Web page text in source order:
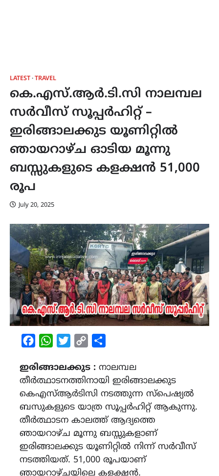
LATEST TRAVEL
കെ.എസ്.ആർ.ടി.സി നാലമ്പല
സർവീസ് സൂപ്പർഹിറ്റ് –
ഇരിങ്ങാലക്കുട യൂണിറ്റിൽ
ഞായറാഴ്ച ഓടിയ മൂന്നു
ബസ്സുകളുടെ കളക്ഷൻ 51,000
രൂപ
July 20, 2025
FacebookWhatsAppTwitterCopy
ഇരിങ്ങാലക്കുട : നാലമ്പല
തീർത്ഥാടനത്തിനായി ഇരിങ്ങാലക്കുട
കെഎസ്ആർടിസി നടത്തുന്ന സ്പെഷ്യൽ
ബസുകളുടെ യാത്ര സൂപ്പർഹിറ്റ് ആകുന്നു.
തീർത്ഥാടന കാലത്ത് ആദ്യത്തെ
ഞായറാഴ്ച മൂന്നു ബസ്സുകളാണ്
ഇരിങ്ങാലക്കുട യൂണിറ്റിൽ നിന്ന് സർവീസ്
നടത്തിയത്. 51,000 രൂപയാണ്
ഞായറാഴ്ചയിലെ കളക്ഷൻ.